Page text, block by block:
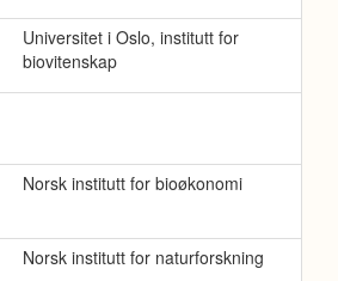
Universitet i Oslo, institutt for
biovitenskap
Norsk institutt for bioøkonomi
Norsk institutt for naturforskning